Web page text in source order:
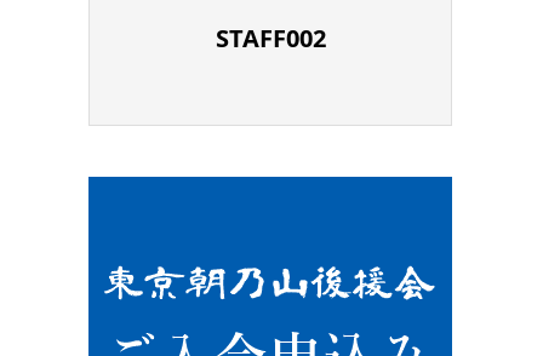
STAFF002